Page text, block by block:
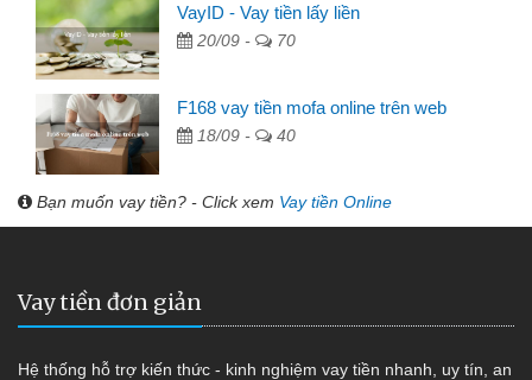
VayID - Vay tiền lấy liền
20/09 - 70
F168 vay tiền mofa online trên web
18/09 - 40
Bạn muốn vay tiền? - Click xem Vay tiền Online
Vay tiền đơn giản
Hệ thống hỗ trợ kiến thức - kinh nghiệm vay tiền nhanh, uy tín, an